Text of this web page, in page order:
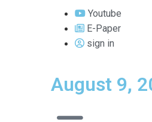
Youtube
E-Paper
sign in
August 9,